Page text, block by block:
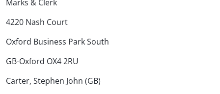
Marks & Clerk
4220 Nash Court
Oxford Business Park South
GB-Oxford OX4 2RU
Carter, Stephen John (GB)